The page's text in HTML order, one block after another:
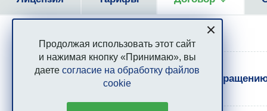
Договор на оказание услуг по
Продолжая использовать этот сайт
и нажимая кнопку «Принимаю», вы
даетесогласие на обработку файлов
cookie